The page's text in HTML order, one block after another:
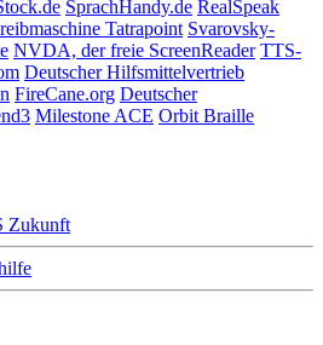
SprachHandy.de RealSpeak
Tatrapoint Svarovsky-
NVDA, der freie ScreenReader TTS-
Deutscher Hilfsmittelvertrieb
FireCane.org Deutscher
Milestone ACE Orbit Braille
Zukunft